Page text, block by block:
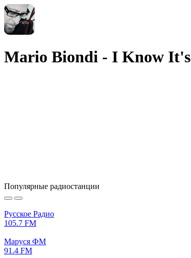
Mario Biondi - I Know
Популярные радиостанции
Русское Радио
105.7 FM
Маруся ФМ
91.4 FM